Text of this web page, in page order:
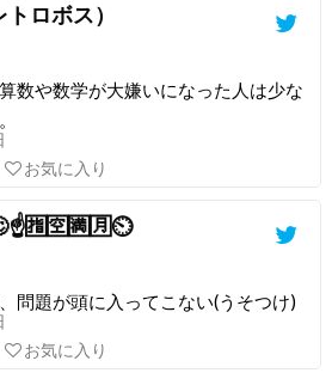
ロボス）
数や数学が大嫌いになった人は少な
お気に入り
問題が頭に入ってこない(うそつけ)
お気に入り